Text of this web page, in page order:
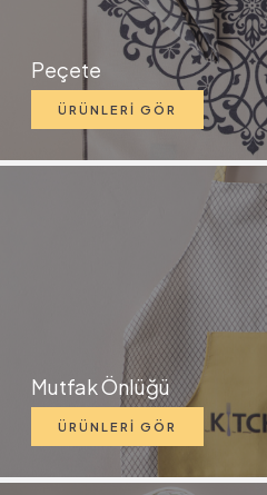
Peçete
ÜRÜNLERİ GÖR
Mutfak Önlüğü
ÜRÜNLERİ GÖR